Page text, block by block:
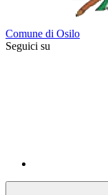
Comune di Osilo
Seguici su